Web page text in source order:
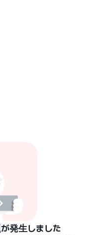
発生しました